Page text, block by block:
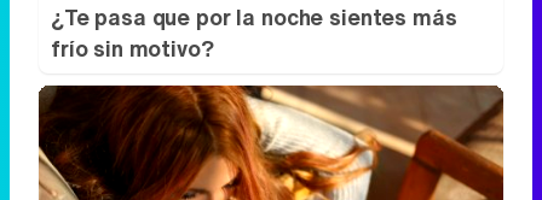
¿Te pasa que por la noche sientes más
frío sin motivo?